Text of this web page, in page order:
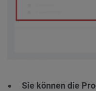
Sie können die